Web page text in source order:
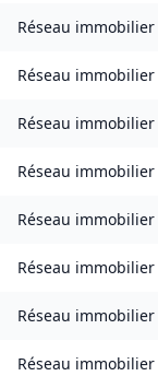
Réseau immobilier
Réseau immobilier
Réseau immobilier
Réseau immobilier
Réseau immobilier
Réseau immobilier
Réseau immobilier
Réseau immobilier